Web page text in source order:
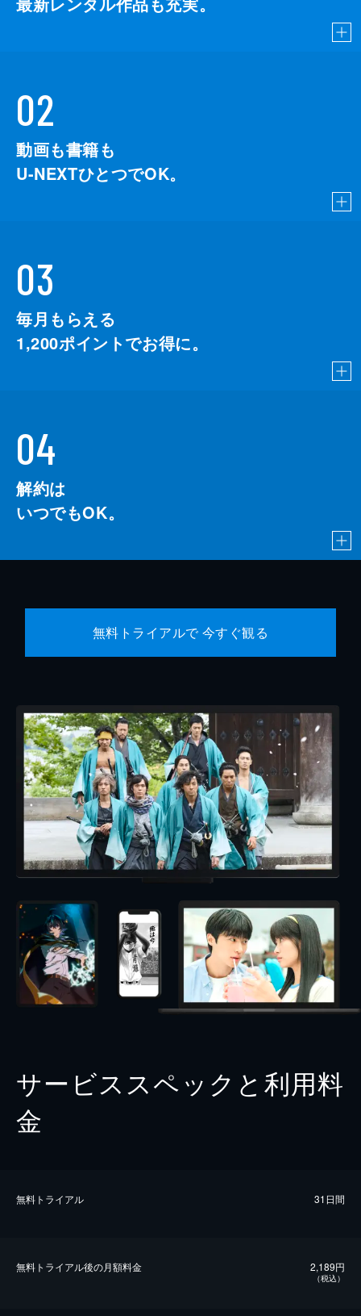
02
動画も書籍も
U-NEXTひとつでOK。
03
毎月もらえる
1,200ポイントでお得に。
04
解約は
いつでもOK。
無料トライアルで 今すぐ観る
サービススペックと利用料
金
無料トライアル 31日間
無料トライアル後の⽉額料金 2,189円
（税込）